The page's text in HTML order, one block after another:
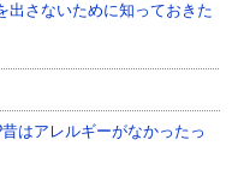
出さないために知っておきた
はアレルギーがなかったっ